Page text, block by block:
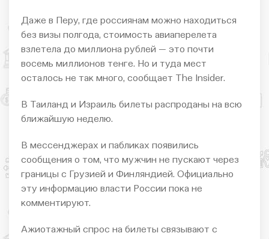
Даже в Перу, где россиянам можно находиться
без визы полгода, стоимость авиаперелета
взлетела до миллиона рублей — это почти
восемь миллионов тенге. Но и туда мест
осталось не так много, сообщает The Insider.
В Таиланд и Израиль билеты распроданы на всю
ближайшую неделю.
В мессенджерах и пабликах появились
сообщения о том, что мужчин не пускают через
границы с Грузией и Финляндией. Официально
эту информацию власти России пока не
комментируют.
Ажиотажный спрос на билеты связывают с